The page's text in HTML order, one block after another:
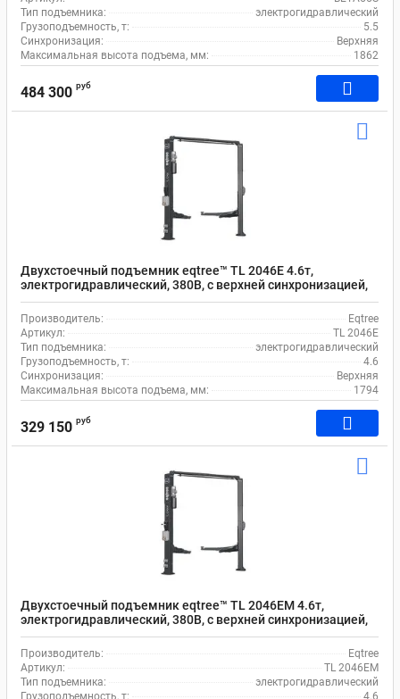
Тип подъемника:
электрогидравлический
Грузоподъемность, т:
5.5
Синхронизация:
Верхняя
Максимальная высота подъема, мм:
1862
484 300 руб
Двухстоечный подъемник eqtree™ TL 2046Е 4.6т,
электрогидравлический, 380В, с верхней синхронизацией,
88-1794 мм
Производитель:
Eqtree
Артикул:
TL 2046Е
Тип подъемника:
электрогидравлический
Грузоподъемность, т:
4.6
Синхронизация:
Верхняя
Максимальная высота подъема, мм:
1794
329 150 руб
Двухстоечный подъемник eqtree™ TL 2046EM 4.6т,
электрогидравлический, 380В, с верхней синхронизацией,
88-1794 мм
Производитель:
Eqtree
Артикул:
TL 2046EM
Тип подъемника:
электрогидравлический
Грузоподъемность, т:
4.6